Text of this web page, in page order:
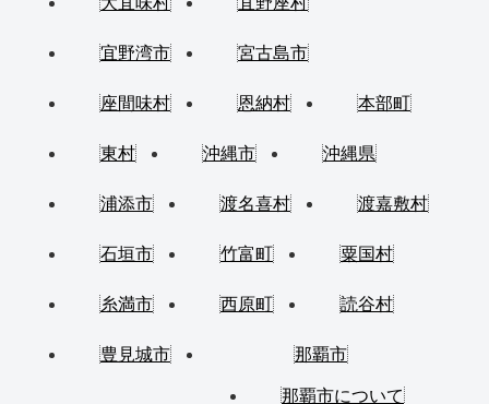
宜野湾市 宮古島市
座間味村 恩納村 本部町
東村 沖縄市 沖縄県
浦添市 渡名喜村 渡嘉敷村
石垣市 竹富町 粟国村
糸満市 西原町 読谷村
豊見城市 那覇市
那覇市について